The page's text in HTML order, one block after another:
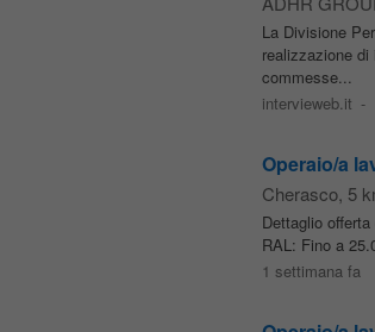
La Divisione
realizzazione di
commesse...
intervieweb.it -
Operaio/a
Cherasco, 5
Dettaglio
RAL: Fino a
1 settimana fa